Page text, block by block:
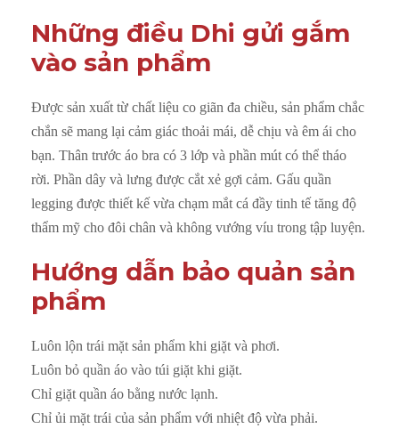
i
e
s
ố
l
ư
ợ
g
Những điều Dhi gửi gắm
vào sản phẩm
Được sản xuất từ chất liệu co giãn đa chiều, sản phẩm chắc
chắn sẽ mang lại cảm giác thoải mái, dễ chịu và êm ái cho
bạn. Thân trước áo bra có 3 lớp và phần mút có thể tháo
rời. Phần dây và lưng được cắt xẻ gợi cảm. Gấu quần
legging được thiết kế vừa chạm mắt cá đầy tinh tế tăng độ
thẩm mỹ cho đôi chân và không vướng víu trong tập luyện.
Hướng dẫn bảo quản sản
phẩm
Luôn lộn trái mặt sản phẩm khi giặt và phơi.
Luôn bỏ quần áo vào túi giặt khi giặt.
Chỉ giặt quần áo bằng nước lạnh.
Chỉ ủi mặt trái của sản phẩm với nhiệt độ vừa phải.